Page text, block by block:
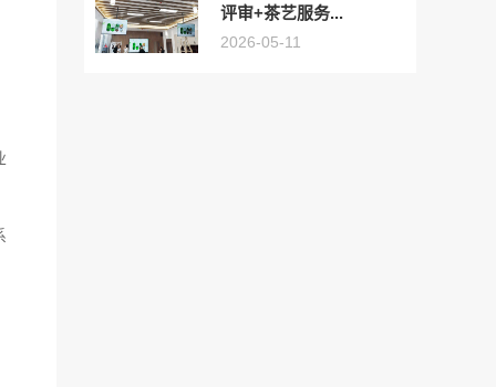
评审+茶艺服务...
2026-05-11